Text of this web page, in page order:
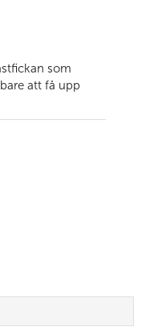
som
att få upp